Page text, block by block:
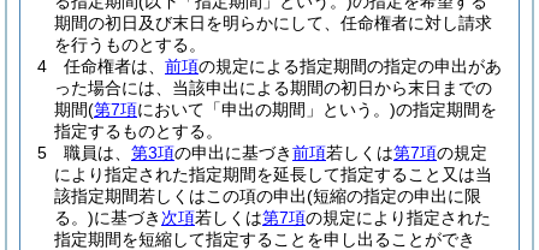
期間の初日及び末日を明らかにして、任命権者に対し請求
を行うものとする。
4
任命権者は、 前項の規定による指定期間の指定の申出があ
った場合には、当該申出による期間の初日から末日までの
期間(第7項において「申出の期間」という。)の指定期間を
指定するものとする。
5
職員は、 第3項の申出に基づき前項若しくは第7項の規定
により指定された指定期間を延長して指定すること又は当
該指定期間若しくはこの項の申出(短縮の指定の申出に限
る。)に基づき 次項若しくは第7項の規定により指定された
指定期間を短縮して指定することを申し出ることができ